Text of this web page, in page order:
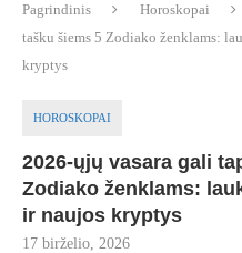
Pagrindinis Horoskopai
tašku šiems 5 Zodiako ženklams:
kryptys
HOROSKOPAI
2026-ųjų vasara gali
Zodiako ženklams:
ir naujos kryptys
17 birželio, 2026